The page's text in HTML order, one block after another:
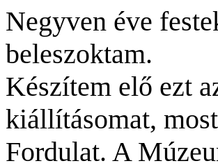
Negyven éve
beleszoktam.
Készítem elő ezt
kiállításomat,
Fordulat. A